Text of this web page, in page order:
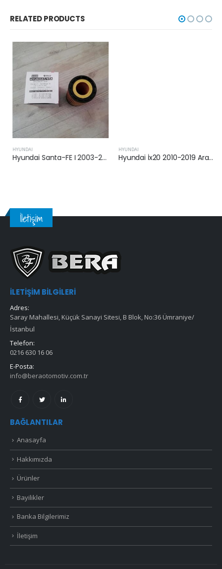
RELATED PRODUCTS
HYUNDAI
Hyundai Santa-FE I 2003-2006 Arası 2.0 Dizel Yağ Filtresi
HYUNDAI
Hyundai İx20 2010-2019 Arası 1.4 Dizel Yağ Filtresi
İletişim
İLETIŞIM BILGILERI
Adres:
Saray Mahallesi, Küçük Sanayi Sitesi, B Blok, No:36 Ümraniye/
İstanbul
Telefon:
0216 630 16 06
E-Posta:
info@beraotomotiv.com.tr
BAĞLANTILAR
Anasayfa
Hakkımızda
Ürünler
Bayilikler
Banka Bilgilerimiz
İletişim